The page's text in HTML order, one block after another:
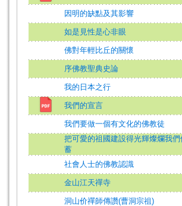
因明的缺點及其影響
如是見性是心非眼
佛對年輕比丘的關懷
序佛教聖典史論
我的日本之行
我們的宣言
我們要做一個有文化的佛教徒
把可愛的祖國建設得光輝燦爛我
蓄
社會人士的佛教認識
金山江天禪寺
洞山价禪師傳讚(曹洞宗祖)